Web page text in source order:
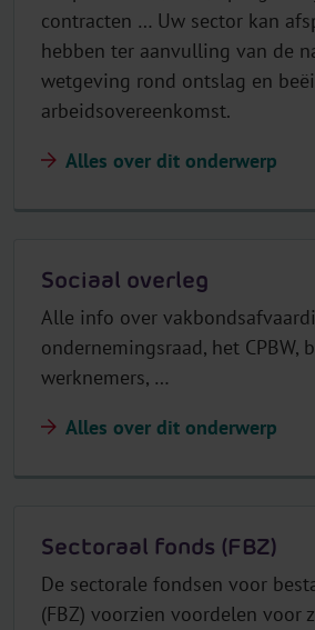
contracten … Uw sector kan
hebben ter aanvulling van de
wetgeving rond ontslag en
arbeidsovereenkomst.
Alles over dit onderwerp
Sociaal overleg
Alle info over
ondernemingsraad, het CPBW,
werknemers, …
Alles over dit onderwerp
Sectoraal fonds (FBZ)
De sectorale fondsen voor
(FBZ) voorzien voordelen voor